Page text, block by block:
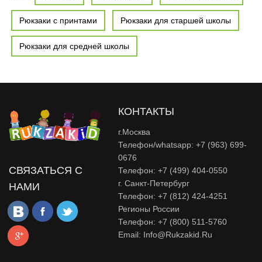
Рюкзаки с принтами Рюкзаки для старшей школы
Рюкзаки для средней школы
СВЯЗАТЬСЯ С
НАМИ
КОНТАКТЫ
г.Москва
Телефон/whatsapp: +7 (963) 699-
0676
Телефон: +7 (499) 404-0550
г. Санкт-Петербург
Телефон: +7 (812) 424-4251
Регионы России
Телефон: +7 (800) 511-5760
Email: Info@rukzakid.ru